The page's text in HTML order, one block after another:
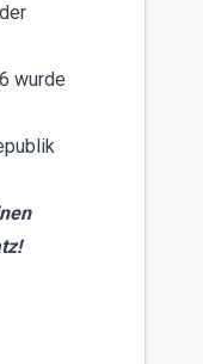
wurde